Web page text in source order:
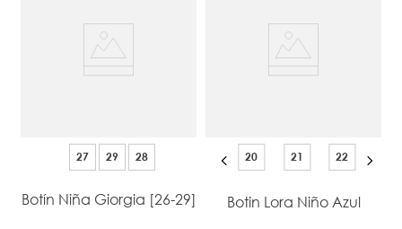
27 29 28
Botín Niña Giorgia [26-29]
20 21 22
Botin Lora Niño Azul